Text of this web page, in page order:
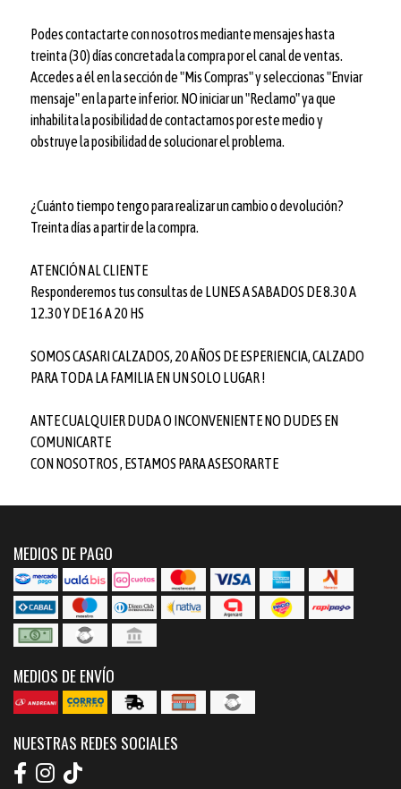
Podes contactarte con nosotros mediante mensajes hasta
treinta (30) días concretada la compra por el canal de ventas.
Accedes a él en la sección de "Mis Compras" y seleccionas "Enviar
mensaje" en la parte inferior. NO iniciar un "Reclamo" ya que
inhabilita la posibilidad de contactarnos por este medio y
obstruye la posibilidad de solucionar el problema.
¿Cuánto tiempo tengo para realizar un cambio o devolución?
Treinta días a partir de la compra.
ATENCIÓN AL CLIENTE
Responderemos tus consultas de LUNES A SABADOS DE 8.30 A
12.30 Y DE 16 A 20 HS
SOMOS CASARI CALZADOS, 20 AÑOS DE ESPERIENCIA, CALZADO
PARA TODA LA FAMILIA EN UN SOLO LUGAR !
ANTE CUALQUIER DUDA O INCONVENIENTE NO DUDES EN
COMUNICARTE
CON NOSOTROS , ESTAMOS PARA ASESORARTE
MEDIOS DE PAGO
MEDIOS DE ENVÍO
NUESTRAS REDES SOCIALES